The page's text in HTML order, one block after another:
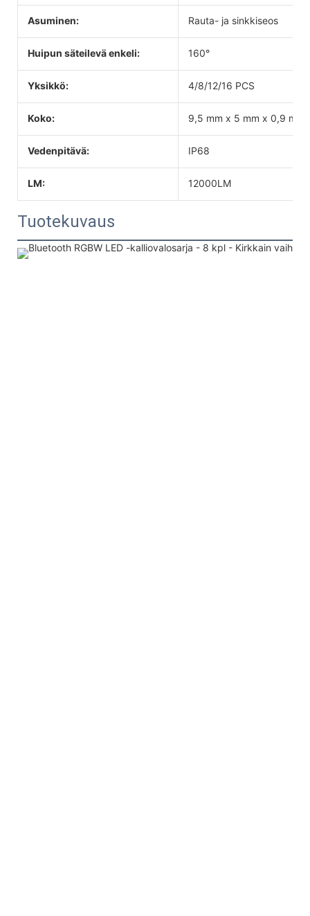
Asuminen: Rauta- ja sinkkiseos
Huipun säteilevä enkeli: 160°
Yksikkö: 4/8/12/16 PCS
Koko: 9,5 mm x 5 mm x 0,9 mm
Vedenpitävä: IP68
LM: 12000LM
Tuotekuvaus